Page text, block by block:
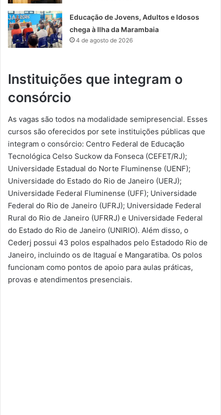
Educação de Jovens, Adultos e Idosos
chega à Ilha da Marambaia
4 de agosto de 2026
Instituições que integram o
consórcio
As vagas são todos na modalidade semipresencial. Esses
cursos são oferecidos por sete instituições públicas que
integram o consórcio: Centro Federal de Educação
Tecnológica Celso Suckow da Fonseca (CEFET/RJ);
Universidade Estadual do Norte Fluminense (UENF);
Universidade do Estado do Rio de Janeiro (UERJ);
Universidade Federal Fluminense (UFF); Universidade
Federal do Rio de Janeiro (UFRJ); Universidade Federal
Rural do Rio de Janeiro (UFRRJ) e Universidade Federal
do Estado do Rio de Janeiro (UNIRIO). Além disso, o
Cederj possui 43 polos espalhados pelo Estadodo Rio de
Janeiro, incluindo os de Itaguaí e Mangaratiba. Os polos
funcionam como pontos de apoio para aulas práticas,
provas e atendimentos presenciais.